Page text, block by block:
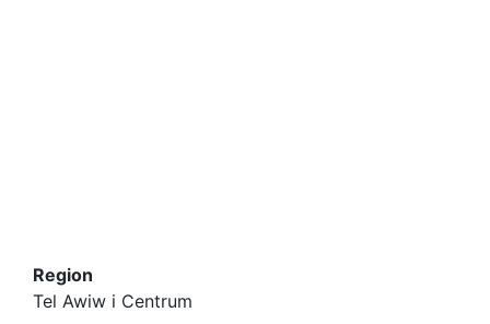
Region
Tel Awiw i Centrum